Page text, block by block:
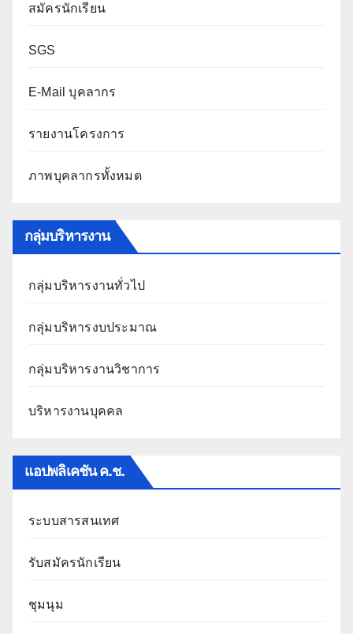
สมัครนักเรียน
SGS
E-Mail บุคลากร
รายงานโครงการ
ภาพบุคลากรทั้งหมด
กลุ่มบริหารงาน
กลุ่มบริหารงานทั่วไป
กลุ่มบริหารงบประมาณ
กลุ่มบริหารงานวิชาการ
บริหารงานบุคคล
แอปพลิเคชัน ค.ช.
ระบบสารสนเทศ
รับสมัครนักเรียน
ชุมนุม